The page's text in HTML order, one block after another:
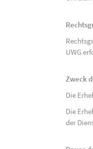
UWG
Zweck
Die
Die
der